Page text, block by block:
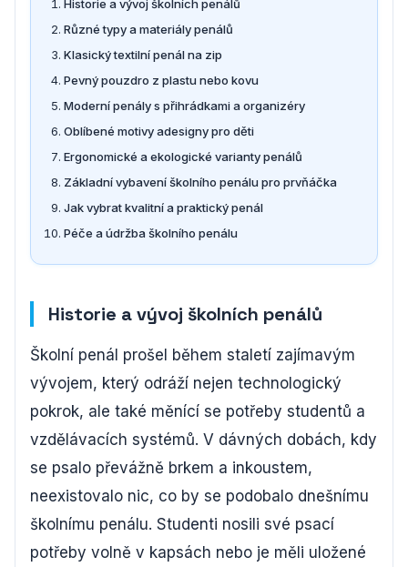
Historie a vývoj školních penálů
Různé typy a materiály penálů
Klasický textilní penál na zip
Pevný pouzdro z plastu nebo kovu
Moderní penály s přihrádkami a organizéry
Oblíbené motivy adesigny pro děti
Ergonomické a ekologické varianty penálů
Základní vybavení školního penálu pro prvňáčka
Jak vybrat kvalitní a praktický penál
Péče a údržba školního penálu
Historie a vývoj školních penálů
Školní penál prošel během staletí zajímavým
vývojem, který odráží nejen technologický
pokrok, ale také měnící se potřeby studentů a
vzdělávacích systémů. V dávných dobách, kdy
se psalo převážně brkem a inkoustem,
neexistovalo nic, co by se podobalo dnešnímu
školnímu penálu. Studenti nosili své psací
potřeby volně v kapsách nebo je měli uložené